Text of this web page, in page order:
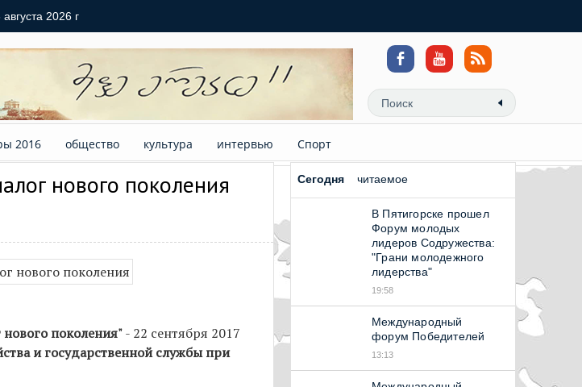
августа 2026 г
2016 общество культура интервью Спорт
нового поколения
поколения"- 22 сентября 2017
и государственной службы при
Сегодня читаемое
В Пятигорске прошел
Форум молодых
лидеров Содружества:
"Грани молодежного
лидерства"
19:58
Международный
форум Победителей
13:13